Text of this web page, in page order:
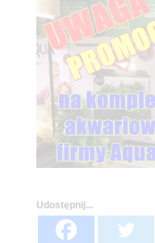
Udostępnij...